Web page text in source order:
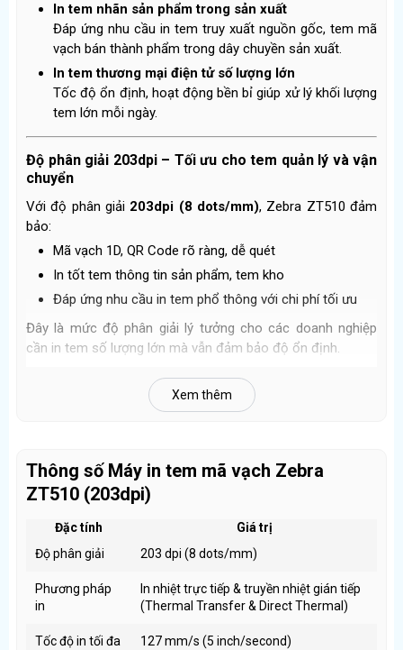
In tem nhãn sản phẩm trong sản xuất
Đáp ứng nhu cầu in tem truy xuất nguồn gốc, tem mã
vạch bán thành phẩm trong dây chuyền sản xuất.
In tem thương mại điện tử số lượng lớn
Tốc độ ổn định, hoạt động bền bỉ giúp xử lý khối lượng
tem lớn mỗi ngày.
Độ phân giải 203dpi – Tối ưu cho tem quản lý và vận
chuyển
Với độ phân giải 203dpi (8 dots/mm), Zebra ZT510 đảm
bảo:
Mã vạch 1D, QR Code rõ ràng, dễ quét
In tốt tem thông tin sản phẩm, tem kho
Đáp ứng nhu cầu in tem phổ thông với chi phí tối ưu
Đây là mức độ phân giải lý tưởng cho các doanh nghiệp
cần in tem số lượng lớn mà vẫn đảm bảo độ ổn định.
Hỗ trợ cả in nhiệt trực tiếp và in truyền nhiệt
hàng ngắn hạn
In truyền nhiệt (dùng ribbon 300m)
Giảm số lần thay mực
Hạn chế gián đoạn trong quá trình in
Tăng hiệu suất làm việc
Xem thêm
Thông số Máy in tem mã vạch Zebra
ZT510 (203dpi)
Đặc tính
Giá trị
Độ phân giải
203 dpi (8 dots/mm)
Phương pháp
in
In nhiệt trực tiếp & truyền nhiệt gián tiếp
(Thermal Transfer & Direct Thermal)
Tốc độ in tối đa 127 mm/s (5 inch/second)